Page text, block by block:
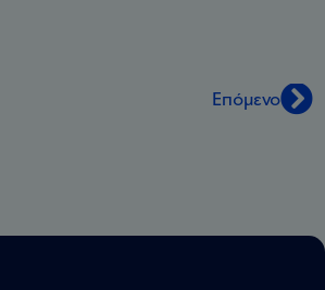
Επόμενο